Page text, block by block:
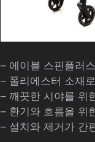
– 에이블 스핀플러
– 폴리에스터 소재
– 깨끗한 시야를 위
– 환기와 흐름을 위
– 설치와 제거가 간